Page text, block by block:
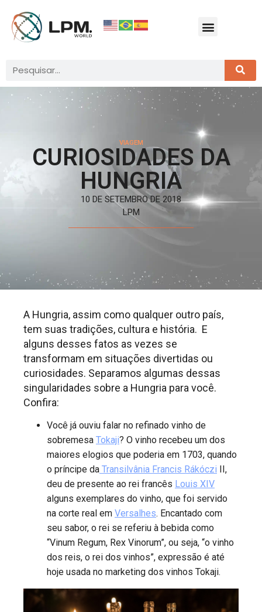
VIAGEM
CURIOSIDADES DA
HUNGRIA
10 DE SETEMBRO DE 2018
LPM
A Hungria, assim como qualquer outro país,
tem suas tradições, cultura e história. E
alguns desses fatos as vezes se
transformam em situações divertidas ou
curiosidades. Separamos algumas dessas
singularidades sobre a Hungria para você.
Confira:
Você já ouviu falar no refinado vinho de
sobremesa Tokaji? O vinho recebeu um dos
maiores elogios que poderia em 1703, quando
o príncipe da Transilvânia Francis Rákóczi II,
deu de presente ao rei francês Louis XIV
alguns exemplares do vinho, que foi servido
na corte real em Versalhes. Encantado com
seu sabor, o rei se referiu à bebida como
“Vinum Regum, Rex Vinorum”, ou seja, “o vinho
dos reis, o rei dos vinhos”, expressão é até
hoje usada no marketing dos vinhos Tokaji.